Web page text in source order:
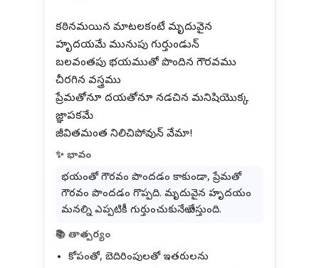
కఠినమయిన మాటలకంటే మృదువైన
హృదయమే మునుపు గుర్తుండున్
బలవంతపు భయముతో పొందిన గౌరవము
చీరగిన వస్త్రము
ప్రేమతోనూ దయతోనూ నడచిన మనిషియొక్క
జ్ఞాపకమే
✨ భావం
భయంతో గౌరవం పొందడం కాకుండా, ప్రేమతో
గౌరవం పొందడం గొప్పది. మృదువైన హృదయం
మనల్ని ఎప్పటికీ గుర్తుంచుకునేలా చేస్తుంది.
📚 తాత్పర్యం
కోపంతో, బెదిరింపులతో ఇతరులను